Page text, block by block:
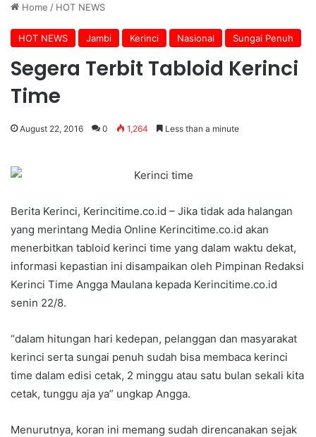
Home / HOT NEWS
HOT NEWS Jambi Kerinci Nasional Sungai Penuh
Segera Terbit Tabloid Kerinci
Time
August 22, 2016 0 1,264 Less than a minute
Berita Kerinci, Kerincitime.co.id – Jika tidak ada halangan
yang merintang Media Online Kerincitime.co.id akan
menerbitkan tabloid kerinci time yang dalam waktu dekat,
informasi kepastian ini disampaikan oleh Pimpinan Redaksi
Kerinci Time Angga Maulana kepada Kerincitime.co.id
senin 22/8.
“dalam hitungan hari kedepan, pelanggan dan masyarakat
kerinci serta sungai penuh sudah bisa membaca kerinci
time dalam edisi cetak, 2 minggu atau satu bulan sekali kita
cetak, tunggu aja ya” ungkap Angga.
Menurutnya, koran ini memang sudah direncanakan sejak